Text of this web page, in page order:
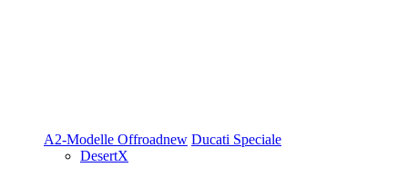
A2-Modelle Offroadnew Ducati Speciale
DesertX